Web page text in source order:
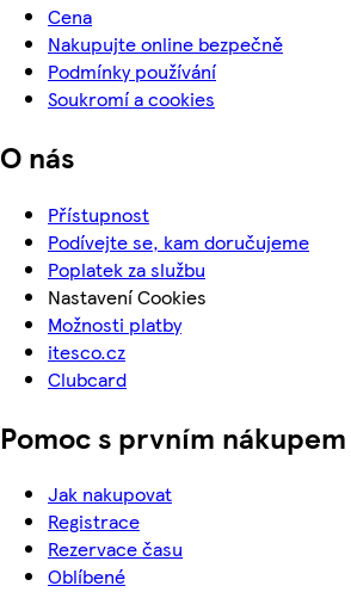
Cena
Nakupujte online bezpečně
Podmínky používání
Soukromí a cookies
O nás
Přístupnost
Podívejte se, kam doručujeme
Poplatek za službu
Nastavení Cookies
Možnosti platby
itesco.cz
Clubcard
Pomoc s prvním nákupem
Jak nakupovat
Registrace
Rezervace času
Oblíbené